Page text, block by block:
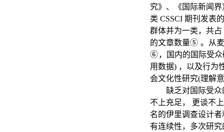
究》、《国际新闻
类 CSSCI 期刊发表
群体并为一类，共
的文章数量⑤ 。从
⑥，国内的国际受
用数据) ，以及行为
会文化性研究(理解
缺乏对国际受
不上充足，
更谈不
名的伊里调查设计
有连续性，多次研